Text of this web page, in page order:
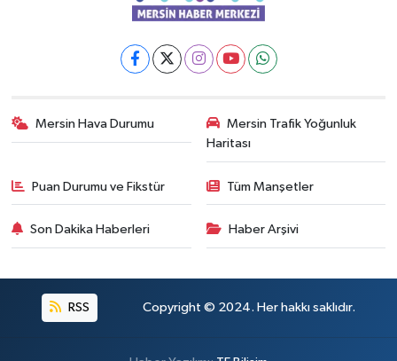
Mersin Hava Durumu
Mersin Trafik Yoğunluk
Haritası
Puan Durumu ve Fikstür Tüm Manşetler
Son Dakika Haberleri Haber Arşivi
RSS Copyright © 2024. Her hakkı saklıdır.